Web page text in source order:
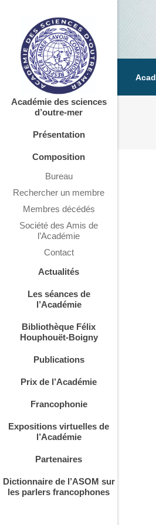
Académie des sciences
d’outre-mer
Présentation
Composition
Bureau
Rechercher un membre
Membres décédés
Société des Amis de
l’Académie
Contact
Actualités
Les séances de
l’Académie
Bibliothèque Félix
Houphouët-Boigny
Publications
Prix de l’Académie
Francophonie
Expositions virtuelles de
l’Académie
Partenaires
Dictionnaire de l’ASOM sur
les parlers francophones